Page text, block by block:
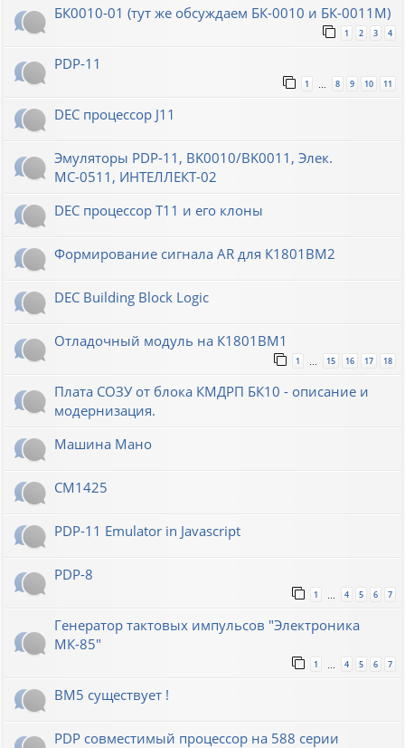
БК0010-01 (тут же обсуждаем БК-0010 и БК-0011М)
1 2 3 4
PDP-11
1 8 9 10 11
DEC процессор J11
Эмуляторы PDP-11, BK0010/BK0011, Элек.
МС-0511, ИНТЕЛЛЕКТ-02
DEC процессор T11 и его клоны
Формирование сигнала AR для К1801ВМ2
DEC Building Block Logic
Отладочный модуль на К1801ВМ1
1 15 16 17 18
Плата СОЗУ от блока КМДРП БК10 - описание и
модернизация.
Машина Мано
СМ1425
PDP-11 Emulator in Javascript
PDP-8
1 4 5 6 7
Генератор тактовых импульсов "Электроника
МК-85"
1 4 5 6 7
ВМ5 существует !
PDP совместимый процессор на 588 серии